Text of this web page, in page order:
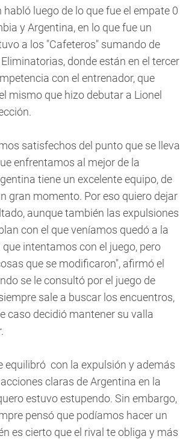
luego de lo que fue el empate 0
y Argentina, en lo que fue un
a los "Cafeteros" sumando de
donde están en el tercer
con el entrenador, que
mismo que hizo debutar a Lionel
satisfechos del punto que se lleva
enfrentamos al mejor de la
tiene un excelente equipo, de
gran momento. Por eso quiero dejar
aunque también las expulsiones
con el que veníamos quedó a la
intentamos con el juego, pero
que se modificaron", afirmó el
se le consultó por el juego de
sale a buscar los encuentros,
caso decidió mantener su valla
equilibró con la expulsión y además
claras de Argentina en la
estuvo estupendo. Sin embargo,
pensó que podíamos hacer un
es cierto que el rival te obliga y más